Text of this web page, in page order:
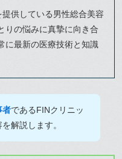
供している男性総合美容
りの悩みに真摯に向き合
に最新の医療技術と知識
者であるFINクリニッ
解説します。